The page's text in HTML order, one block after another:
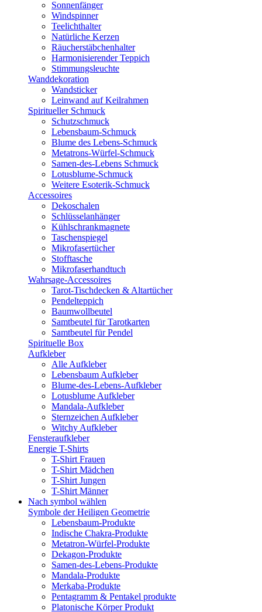
Sonnenfänger
Windspinner
Teelichthalter
Natürliche Kerzen
Räucherstäbchenhalter
Harmonisierender Teppich
Stimmungsleuchte
Wanddekoration
Wandsticker
Leinwand auf Keilrahmen
Spiritueller Schmuck
Schutzschmuck
Lebensbaum-Schmuck
Blume des Lebens-Schmuck
Metatrons-Würfel-Schmuck
Samen-des-Lebens Schmuck
Lotusblume-Schmuck
Weitere Esoterik-Schmuck
Accessoires
Dekoschalen
Schlüsselanhänger
Kühlschrankmagnete
Taschenspiegel
Mikrofasertücher
Stofftasche
Mikrofaserhandtuch
Wahrsage-Accessoires
Tarot-Tischdecken & Altartücher
Pendelteppich
Baumwollbeutel
Samtbeutel für Tarotkarten
Samtbeutel für Pendel
Spirituelle Box
Aufkleber
Alle Aufkleber
Lebensbaum Aufkleber
Blume-des-Lebens-Aufkleber
Lotusblume Aufkleber
Mandala-Aufkleber
Sternzeichen Aufkleber
Witchy Aufkleber
Fensteraufkleber
Energie T-Shirts
T-Shirt Frauen
T-Shirt Mädchen
T-Shirt Jungen
T-Shirt Männer
Nach symbol wählen
Symbole der Heiligen Geometrie
Lebensbaum-Produkte
Indische Chakra-Produkte
Metatron-Würfel-Produkte
Dekagon-Produkte
Samen-des-Lebens-Produkte
Mandala-Produkte
Merkaba-Produkte
Pentagramm & Pentakel produkte
Platonische Körper Produkt